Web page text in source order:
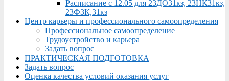
Расписание с 12.05 для 23ДО31кз, 23НК31кз,
23ФЗК,31кз
Центр карьеры и профессионального самоопределения
Профессиональное самоопределение
Трудоустройство и карьера
Задать вопрос
ПРАКТИЧЕСКАЯ ПОДГОТОВКА
Задать вопрос
Оценка качества условий оказания услуг